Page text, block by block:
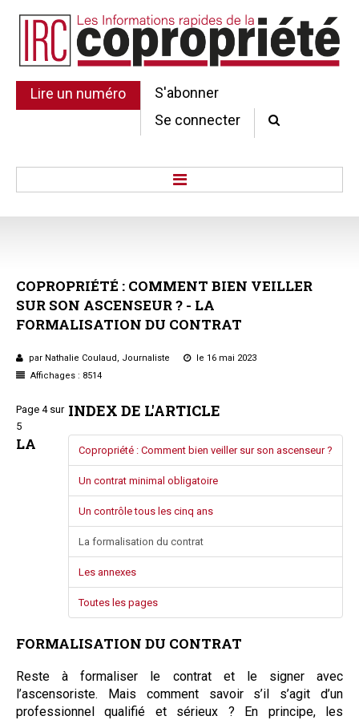
Lire un numéro
S'abonner
Se connecter
Au Parlement
Gestion et maintenance
Pratique de la copro.
Jurisprudence
Questions/réponses
Copro. en difficulté
Formez-vous !
Parole d'experts*
COPROPRIÉTÉ : COMMENT BIEN VEILLER
SUR SON ASCENSEUR? - LA
FORMALISATION DU CONTRAT
par Nathalie Coulaud, Journaliste
le 16 mai 2023
Affichages : 8514
INDEX DE L'ARTICLE
Copropriété : Comment bien veiller sur son ascenseur ?
Un contrat minimal obligatoire
Un contrôle tous les cinq ans
La formalisation du contrat
Les annexes
Toutes les pages
Page 4 sur
5
LA
FORMALISATION DU CONTRAT
Reste à formaliser le contrat et le signer avec
l’ascensoriste. Mais comment savoir s’il s’agit d’un
professionnel qualifié et sérieux ? En principe, les